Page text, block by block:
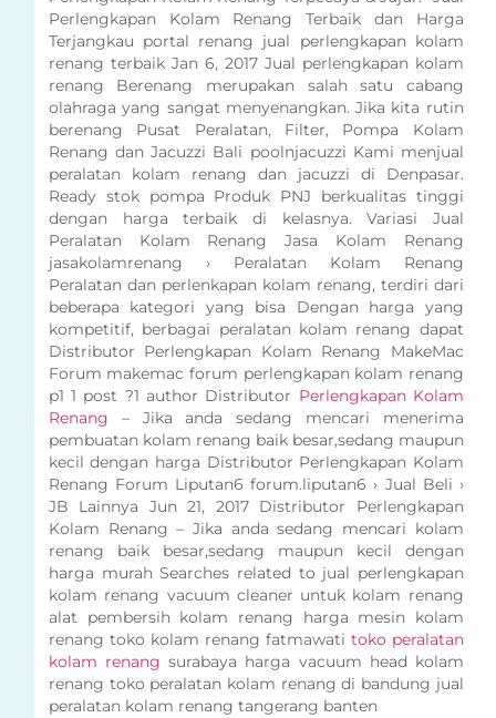
Perlengkapan Kolam Renang Terbaik dan Harga
Terjangkau portal renang jual perlengkapan kolam
renang terbaik Jan 6, 2017 Jual perlengkapan kolam
renang Berenang merupakan salah satu cabang
olahraga yang sangat menyenangkan. Jika kita rutin
berenang Pusat Peralatan, Filter, Pompa Kolam
Renang dan Jacuzzi Bali poolnjacuzzi Kami menjual
peralatan kolam renang dan jacuzzi di Denpasar.
Ready stok pompa Produk PNJ berkualitas tinggi
dengan harga terbaik di kelasnya. Variasi Jual
Peralatan Kolam Renang Jasa Kolam Renang
jasakolamrenang › Peralatan Kolam Renang
Peralatan dan perlenkapan kolam renang, terdiri dari
beberapa kategori yang bisa Dengan harga yang
kompetitif, berbagai peralatan kolam renang dapat
Distributor Perlengkapan Kolam Renang MakeMac
Forum makemac forum perlengkapan kolam renang
p1 1 post ?1 author Distributor Perlengkapan Kolam
Renang – Jika anda sedang mencari menerima
pembuatan kolam renang baik besar,sedang maupun
kecil dengan harga Distributor Perlengkapan Kolam
Renang Forum Liputan6 forum.liputan6 › Jual Beli ›
JB Lainnya Jun 21, 2017 Distributor Perlengkapan
Kolam Renang – Jika anda sedang mencari kolam
renang baik besar,sedang maupun kecil dengan
harga murah Searches related to jual perlengkapan
kolam renang vacuum cleaner untuk kolam renang
alat pembersih kolam renang harga mesin kolam
renang toko kolam renang fatmawati toko peralatan
kolam renang surabaya harga vacuum head kolam
renang toko peralatan kolam renang di bandung jual
peralatan kolam renang tangerang banten